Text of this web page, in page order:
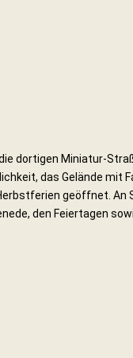
dortigen Miniatur-
das Gelände mit
geöffnet. An
den Feiertagen